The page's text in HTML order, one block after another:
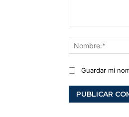
Guardar mi